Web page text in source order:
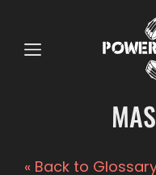
« Back to